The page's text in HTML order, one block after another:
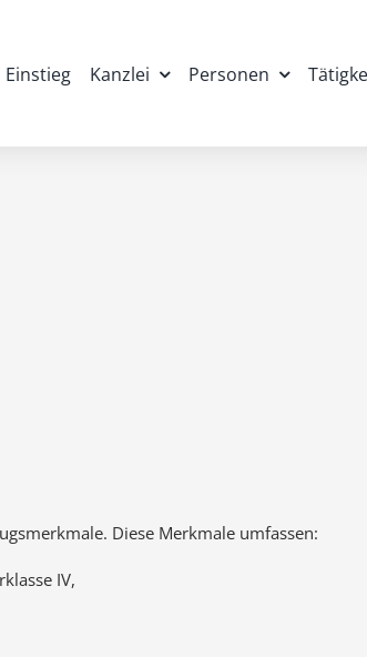
Einstieg Kanzlei Personen
Diese Merkmale umfassen:
IV,